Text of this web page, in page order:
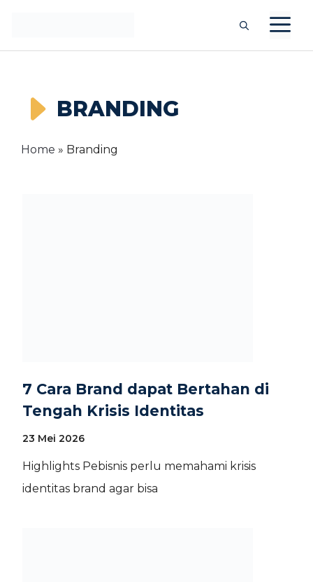
isi
BRANDING
Home » Branding
7 Cara Brand dapat Bertahan di
Tengah Krisis Identitas
23 Mei 2026
Highlights Pebisnis perlu memahami krisis
identitas brand agar bisa